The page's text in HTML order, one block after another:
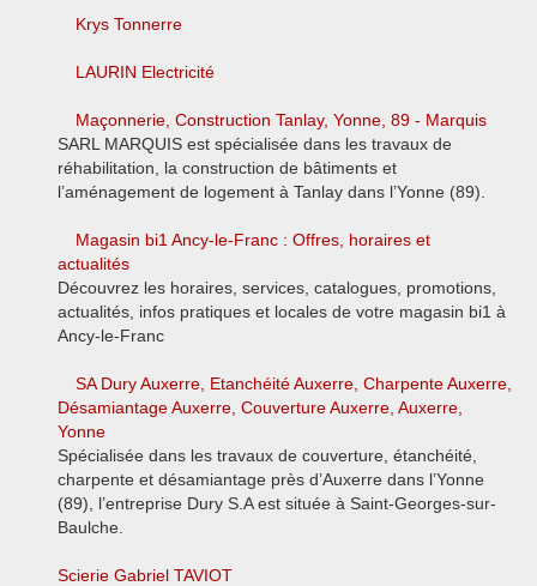
Krys Tonnerre
LAURIN Electricité
Maçonnerie, Construction Tanlay, Yonne, 89 - Marquis
SARL MARQUIS est spécialisée dans les travaux de
réhabilitation, la construction de bâtiments et
l’aménagement de logement à Tanlay dans l’Yonne (89).
Magasin bi1 Ancy-le-Franc : Offres, horaires et
actualités
Découvrez les horaires, services, catalogues, promotions,
actualités, infos pratiques et locales de votre magasin bi1 à
Ancy-le-Franc
SA Dury Auxerre, Etanchéité Auxerre, Charpente Auxerre,
Désamiantage Auxerre, Couverture Auxerre, Auxerre,
Yonne
Spécialisée dans les travaux de couverture, étanchéité,
charpente et désamiantage près d’Auxerre dans l’Yonne
(89), l’entreprise Dury S.A est située à Saint-Georges-sur-
Baulche.
Scierie Gabriel TAVIOT